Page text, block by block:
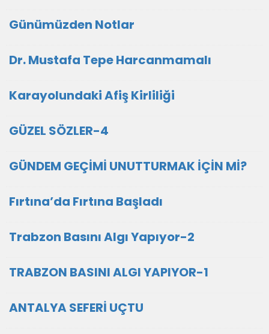
Günümüzden Notlar
Dr. Mustafa Tepe Harcanmamalı
Karayolundaki Afiş Kirliliği
GÜZEL SÖZLER-4
GÜNDEM GEÇİMİ UNUTTURMAK İÇİN Mİ?
Fırtına’da Fırtına Başladı
Trabzon Basını Algı Yapıyor-2
TRABZON BASINI ALGI YAPIYOR-1
ANTALYA SEFERİ UÇTU